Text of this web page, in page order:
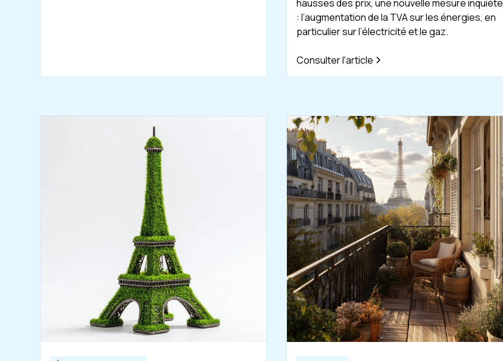
hausses des prix, une nouvelle mesure inquiète
: l’augmentation de la TVA sur les énergies, en
particulier sur l’électricité et le gaz.
Consulter l'article